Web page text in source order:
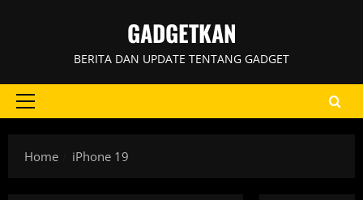
GADGETKAN
BERITA DAN UPDATE TENTANG GADGET
Primary
Home
iPhone 19